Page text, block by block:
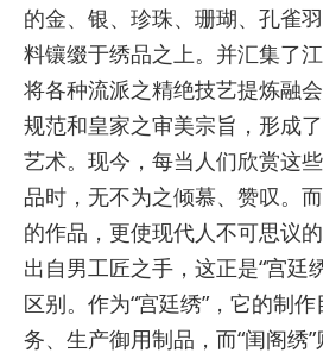
的金、银、珍珠、珊瑚、孔雀
料镶缀于绣品之上。并汇集了
将各种流派之精绝技艺提炼融
规范和皇家之审美宗旨，形成
艺术。现今，每当人们欣赏这
品时，无不为之倾慕、赞叹。
的作品，更使现代人不可思议
出自男工匠之手，这正是“宫廷
区别。作为“宫廷绣”，它的制
务、生产御用制品，而“闺阁绣